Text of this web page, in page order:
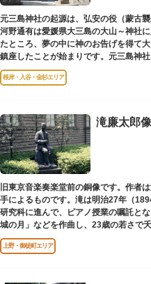
元三島神社の起源は、弘安の役（蒙古
河野通有は愛媛県大三島の大山～神社
たところ、夢の中に神のお告げを得て
鎮座したことが始まりです。元三島神
御用地となったために上野から浅草へ
根岸・入谷・金杉エリア
滝廉太郎像
旧東京音楽奏楽堂前の銅像です。作者
手によるものです。滝は明治27年（
研究科に進んで、ピアノ授業の嘱託と
城の月」などを作曲し、23歳の若さで
にも同じ像が置かれています。
上野・御徒町エリア